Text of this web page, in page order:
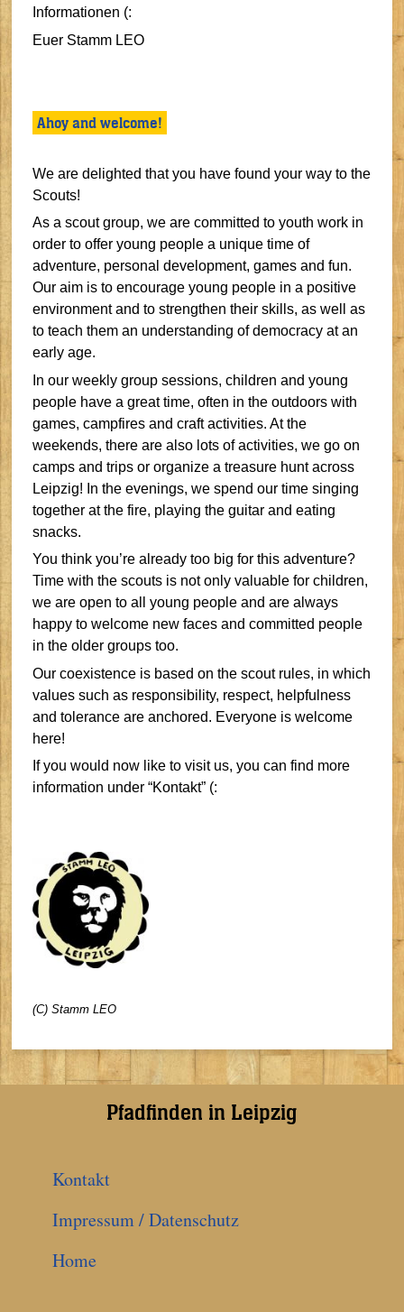
Informationen (:
Euer Stamm LEO
Ahoy and welcome!
We are delighted that you have found your way to the
Scouts!
As a scout group, we are committed to youth work in
order to offer young people a unique time of
adventure, personal development, games and fun.
Our aim is to encourage young people in a positive
environment and to strengthen their skills, as well as
to teach them an understanding of democracy at an
early age.
In our weekly group sessions, children and young
people have a great time, often in the outdoors with
games, campfires and craft activities. At the
weekends, there are also lots of activities, we go on
camps and trips or organize a treasure hunt across
Leipzig! In the evenings, we spend our time singing
together at the fire, playing the guitar and eating
snacks.
You think you’re already too big for this adventure?
Time with the scouts is not only valuable for children,
we are open to all young people and are always
happy to welcome new faces and committed people
in the older groups too.
Our coexistence is based on the scout rules, in which
values such as responsibility, respect, helpfulness
and tolerance are anchored. Everyone is welcome
here!
If you would now like to visit us, you can find more
information under “Kontakt” (:
(C) Stamm LEO
Pfadfinden in Leipzig
Kontakt
Impressum / Datenschutz
Home